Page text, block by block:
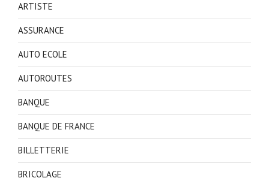
ARTISTE
ASSURANCE
AUTO ECOLE
AUTOROUTES
BANQUE
BANQUE DE FRANCE
BILLETTERIE
BRICOLAGE